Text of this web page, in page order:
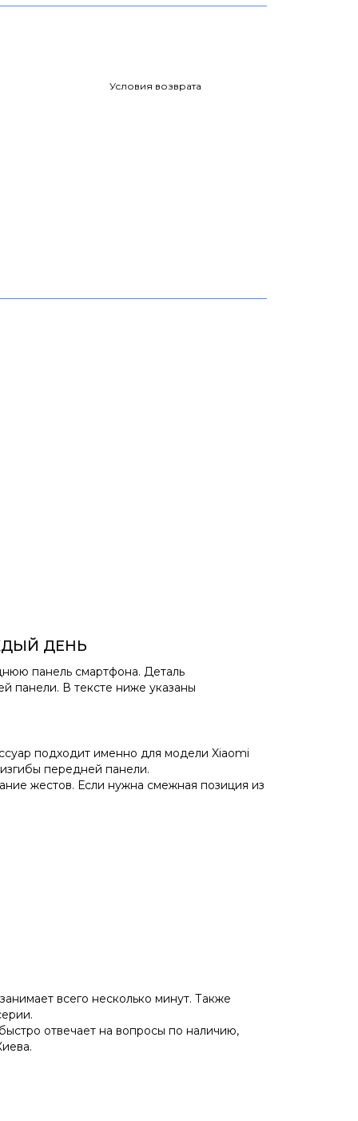
Условия возврата
ДЕНЬ
панель смартфона. Деталь
панели. В тексте ниже указаны
подходит именно для модели Xiaomi
передней панели.
жестов. Если нужна смежная позиция из
всего несколько минут. Также
отвечает на вопросы по наличию,